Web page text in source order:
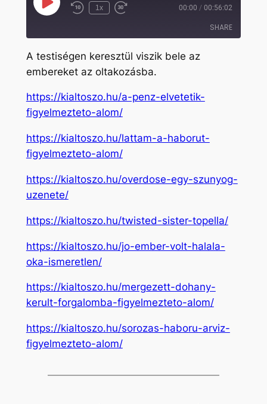
Play
Episode Rewind
1x
Fast
seconds
00:00 / 00:56:02
SHARE
SHARE
EMBED
A testiségen keresztül viszik bele az
embereket az oltakozásba.
https://kialtoszo.hu/a-penz-elvetetik-
figyelmezteto-alom/
https://kialtoszo.hu/lattam-a-haborut-
figyelmezteto-alom/
https://kialtoszo.hu/overdose-egy-szunyog-
uzenete/
https://kialtoszo.hu/twisted-sister-topella/
https://kialtoszo.hu/jo-ember-volt-halala-
oka-ismeretlen/
https://kialtoszo.hu/mergezett-dohany-
kerult-forgalomba-figyelmezteto-alom/
https://kialtoszo.hu/sorozas-haboru-arviz-
figyelmezteto-alom/